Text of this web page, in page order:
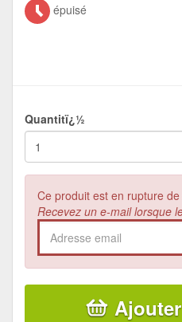
épuisé
Quantitï¿½
Ce produit est en rupture de
Recevez un e-mail lorsque